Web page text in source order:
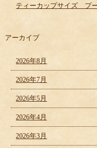
ティーカップサイズ プ
アーカイブ
2026年8月
2026年7月
2026年5月
2026年4月
2026年3月